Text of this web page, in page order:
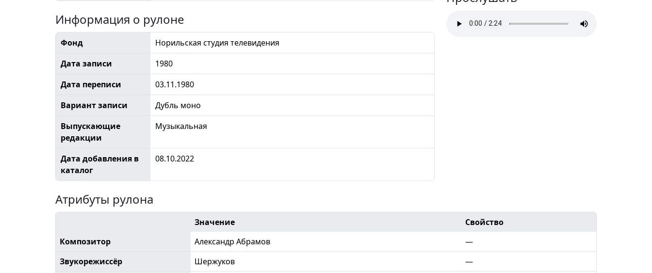
Информация о рулоне
Фонд
Норильская студия телевидения
Дата записи
1980
Дата переписи
03.11.1980
Вариант записи
Дубль моно
Выпускающие
редакции
Музыкальная
Дата добавления в
каталог
08.10.2022
Атрибуты рулона
Значение
Свойство
Композитор
Александр Абрамов
—
Звукорежиссёр
Шержуков
—